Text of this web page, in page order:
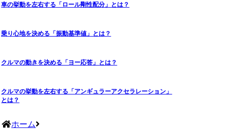
車の挙動を左右する「ロール剛性配分」とは？
乗り心地を決める「振動基準値」とは？
クルマの動きを決める「ヨー応答」とは？
クルマの挙動を左右する「アンギュラーアクセラレーション」
とは？
ホーム